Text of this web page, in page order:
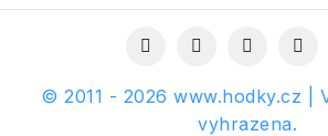
© 2011 - 2026 www.hodky.cz |
vyhrazena.